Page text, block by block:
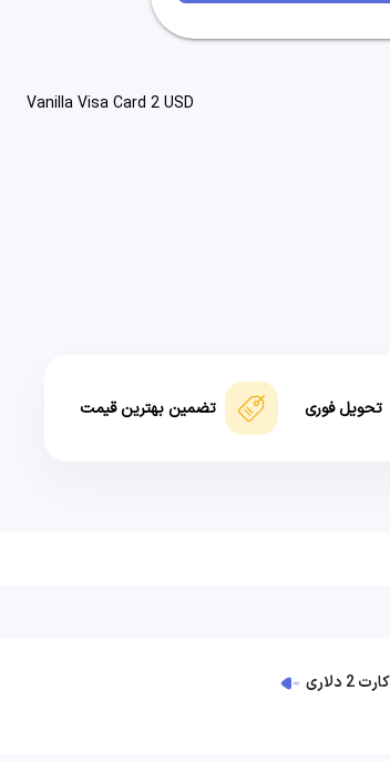
Vanilla Visa Card 2 USD
تحویل فوری تضمین بهترین قیمت
دلاری